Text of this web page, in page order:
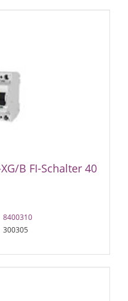
B FI-Schalter 40
8400310
300305